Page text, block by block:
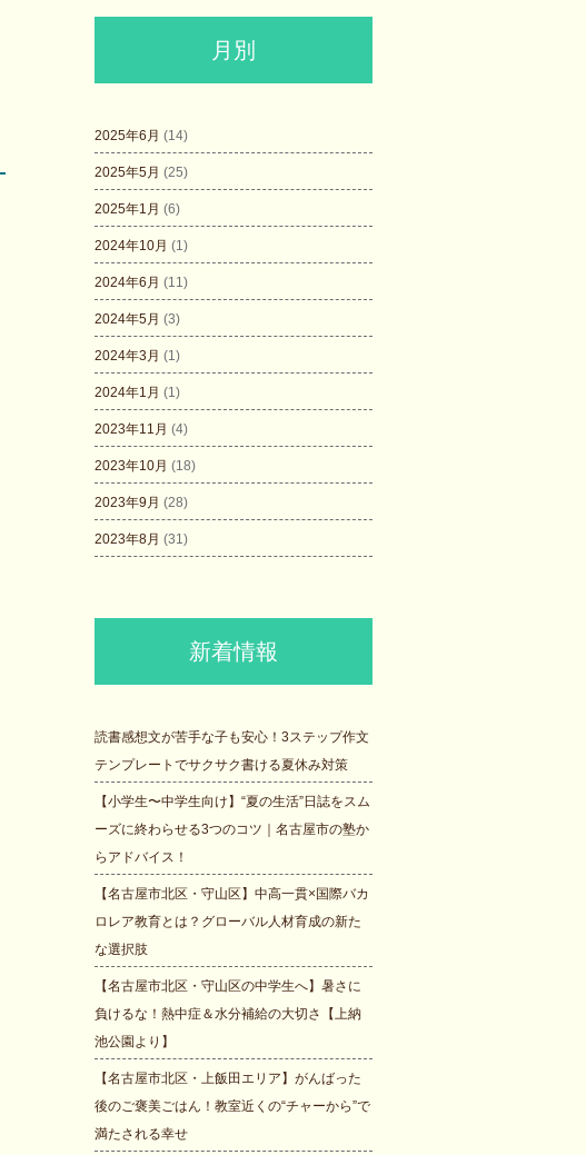
月別
2025年6月 (14)
2025年5月 (25)
2025年1月 (6)
2024年10月 (1)
2024年6月 (11)
2024年5月 (3)
2024年3月 (1)
2024年1月 (1)
2023年11月 (4)
2023年10月 (18)
2023年9月 (28)
2023年8月 (31)
新着情報
読書感想文が苦手な子も安心！3ステップ作文
テンプレートでサクサク書ける夏休み対策
【小学生〜中学生向け】“夏の生活”日誌をスム
ーズに終わらせる3つのコツ｜名古屋市の塾か
らアドバイス！
【名古屋市北区・守山区】中高一貫×国際バカ
ロレア教育とは？グローバル人材育成の新た
な選択肢
【名古屋市北区・守山区の中学生へ】暑さに
負けるな！熱中症＆水分補給の大切さ【上納
池公園より】
【名古屋市北区・上飯田エリア】がんばった
後のご褒美ごはん！教室近くの“チャーから”で
満たされる幸せ